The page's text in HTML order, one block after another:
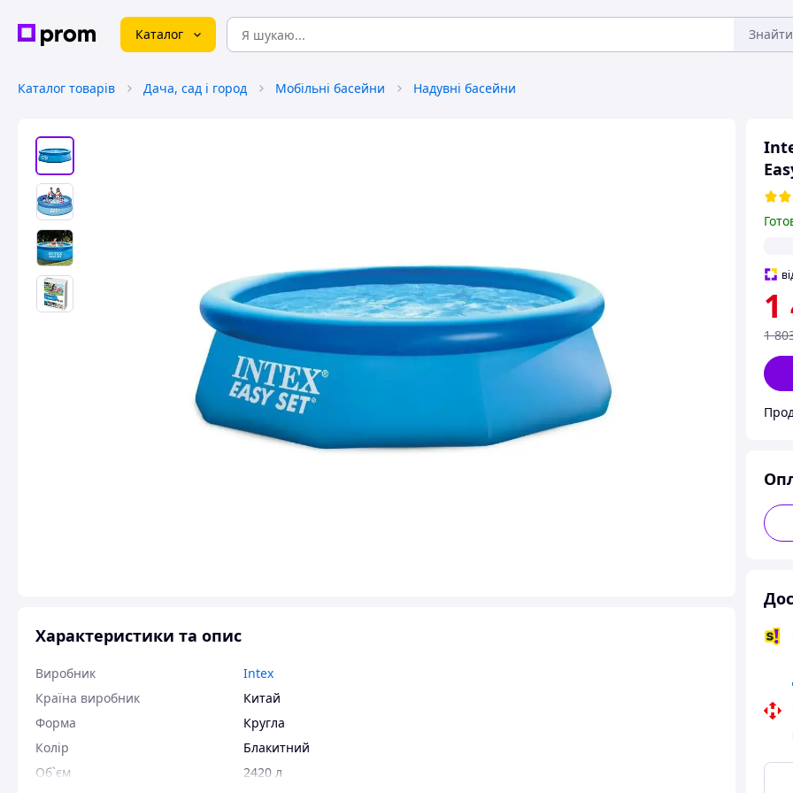
Каталог Знайти
Каталог товарів Дача, сад і город Мобільні басейни Надувні басейни
1
1
Характеристики та опис
Виробник
Intex
Країна виробник
Китай
Форма
Кругла
Колір
Блакитний
Об`єм
2420 л